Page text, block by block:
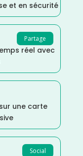
et en sécurité
Partage
réel avec
une carte
Social